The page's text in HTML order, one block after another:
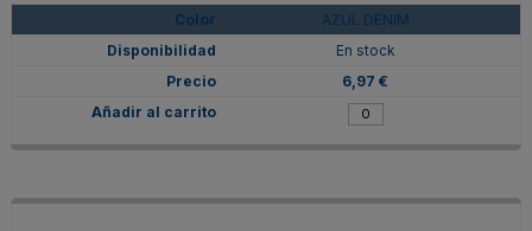
AZUL DENIM
En stock
6,97 €